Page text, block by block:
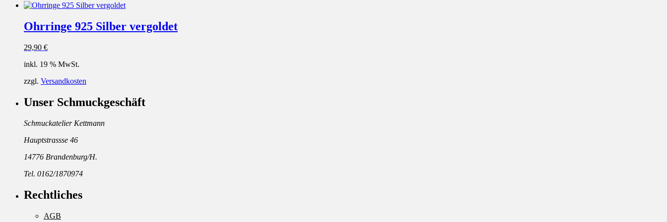
Ohrringe 925 Silber vergoldet
29,90 €
inkl. 19 % MwSt.
zzgl. Versandkosten
Unser Schmuckgeschäft
Schmuckatelier Kettmann
Hauptstrassse 46
14776 Brandenburg/H.
Tel. 0162/1870974
Rechtliches
AGB